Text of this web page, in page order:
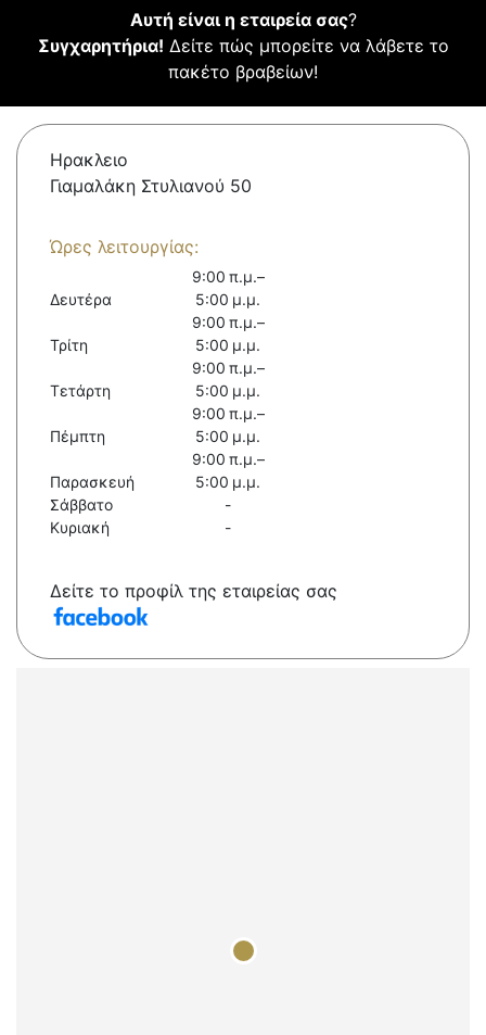
Αυτή είναι η εταιρεία σας?
Συγχαρητήρια! Δείτε πώς μπορείτε να λάβετε το
πακέτο βραβείων!
Ηρακλειο
Γιαμαλάκη Στυλιανού 50
Ώρες λειτουργίας:
Δευτέρα
9:00 π.μ.–
5:00 μ.μ.
Τρίτη
9:00 π.μ.–
5:00 μ.μ.
Τετάρτη
9:00 π.μ.–
5:00 μ.μ.
Πέμπτη
9:00 π.μ.–
5:00 μ.μ.
Παρασκευή
9:00 π.μ.–
5:00 μ.μ.
Σάββατο
-
Κυριακή
-
Δείτε το προφίλ της εταιρείας σας